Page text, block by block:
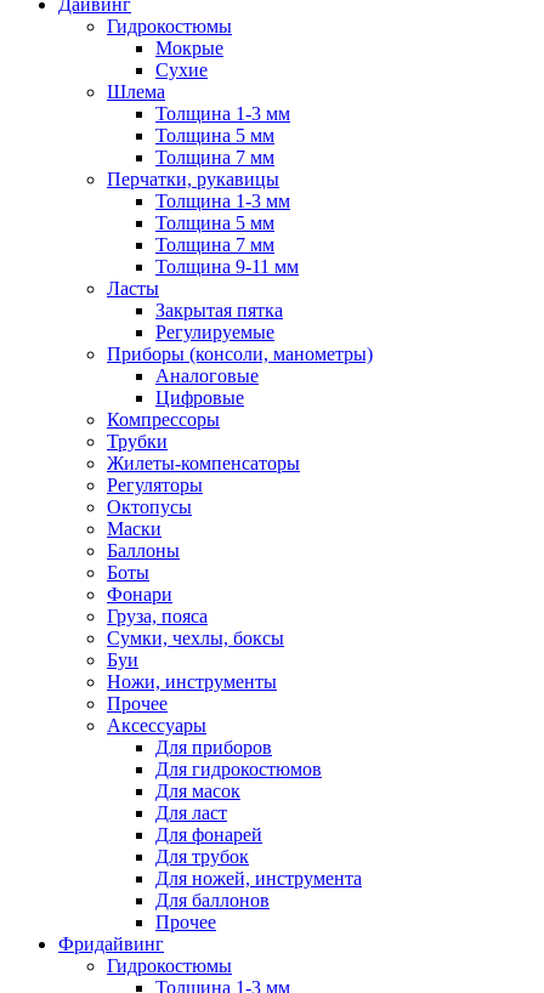
Дайвинг
Гидрокостюмы
Мокрые
Сухие
Шлема
Толщина 1-3 мм
Толщина 5 мм
Толщина 7 мм
Перчатки, рукавицы
Толщина 1-3 мм
Толщина 5 мм
Толщина 7 мм
Толщина 9-11 мм
Ласты
Закрытая пятка
Регулируемые
Приборы (консоли, манометры)
Аналоговые
Цифровые
Компрессоры
Трубки
Жилеты-компенсаторы
Регуляторы
Октопусы
Маски
Баллоны
Боты
Фонари
Груза, пояса
Сумки, чехлы, боксы
Буи
Ножи, инструменты
Прочее
Аксессуары
Для приборов
Для гидрокостюмов
Для масок
Для ласт
Для фонарей
Для трубок
Для ножей, инструмента
Для баллонов
Прочее
Фридайвинг
Гидрокостюмы
Толщина 1-3 мм